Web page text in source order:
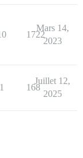
1722
Mars 14,
2023
1 168
Juillet 12,
2025